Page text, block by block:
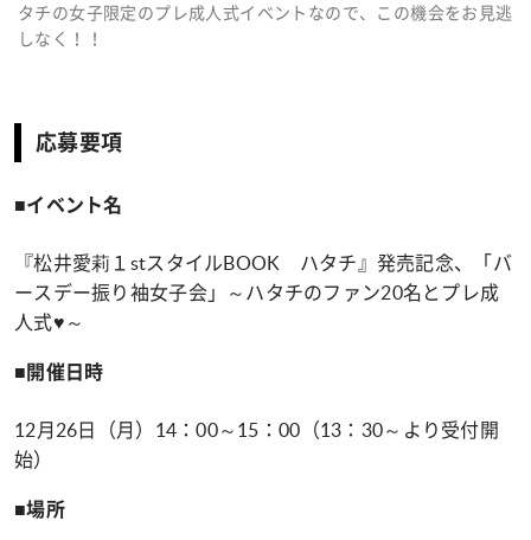
タチの女子限定のプレ成人式イベントなので、この機会をお見逃
しなく！！
応募要項
■イベント名
『松井愛莉１stスタイルBOOK ハタチ』発売記念、「バ
ースデー振り袖女子会」～ハタチのファン20名とプレ成
人式♥～
■開催日時
12月26日（月）14：00～15：00（13：30～より受付開
始）
■場所